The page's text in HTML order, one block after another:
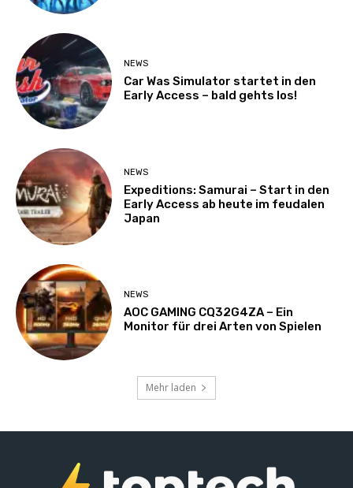
NEWS
Car Was Simulator startet in den
Early Access – bald gehts los!
NEWS
Expeditions: Samurai – Start in den
Early Access ab heute im feudalen
Japan
NEWS
AOC GAMING CQ32G4ZA – Ein
Monitor für drei Arten von Spielen
Mehr laden